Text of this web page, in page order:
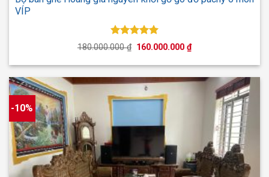
VÍP
Được xếp
hạng
5 sao
180.000.000₫ Giá
là:
160.000.000₫Giá
hiện
tại
160.000.000 ₫.
-10%